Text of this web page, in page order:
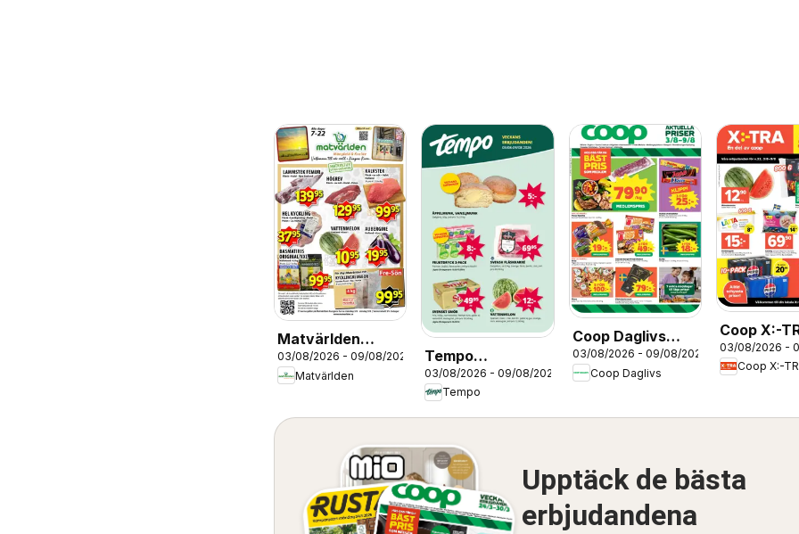
Matvärlden
erbjudanden
03/08/2026 - 09/08/2026
Matvärlden
Tempo
erbjudanden
03/08/2026 - 09/08/2026
Tempo
Coop Daglivs
erbjudanden
03/08/2026 - 09/08/2026
Coop Daglivs
Coop X:-
03/08/2026 -
Coop X:-
Upptäck de bästa
erbjudandena